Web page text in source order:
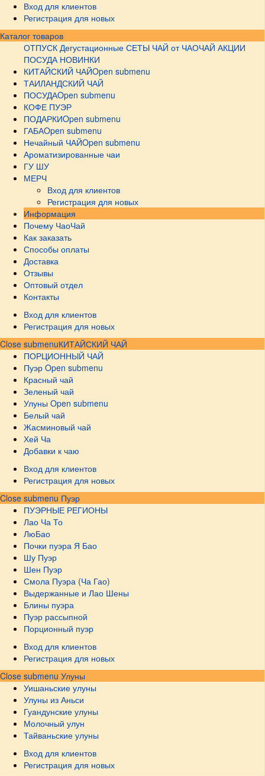
Вход для клиентов
Регистрация для новых
Каталог товаров
ОТПУСК Дегустационные СЕТЫ ЧАЙ от ЧАОЧАЙ АКЦИИ
ПОСУДА НОВИНКИ
КИТАЙСКИЙ ЧАЙOpen submenu
ТАИЛАНДСКИЙ ЧАЙ
ПОСУДАOpen submenu
КОФЕ ПУЭР
ПОДАРКИOpen submenu
ГАБАOpen submenu
Нечайный ЧАЙOpen submenu
Ароматизированные чаи
ГУ ШУ
МЕРЧ
Вход для клиентов
Регистрация для новых
Информация
Почему ЧаоЧай
Как заказать
Способы оплаты
Доставка
Отзывы
Оптовый отдел
Контакты
Вход для клиентов
Регистрация для новых
Close submenuКИТАЙСКИЙ ЧАЙ
ПОРЦИОННЫЙ ЧАЙ
Пуэр Open submenu
Красный чай
Зеленый чай
Улуны Open submenu
Белый чай
Жасминовый чай
Хей Ча
Добавки к чаю
Вход для клиентов
Регистрация для новых
Close submenu Пуэр
ПУЭРНЫЕ РЕГИОНЫ
Лао Ча То
ЛюБао
Почки пуэра Я Бао
Шу Пуэр
Шен Пуэр
Смола Пуэра (Ча Гао)
Выдержанные и Лао Шены
Блины пуэра
Пуэр рассыпной
Порционный пуэр
Вход для клиентов
Регистрация для новых
Close submenu Улуны
Уишаньские улуны
Улуны из Аньси
Гуандунские улуны
Молочный улун
Тайваньские улуны
Вход для клиентов
Регистрация для новых